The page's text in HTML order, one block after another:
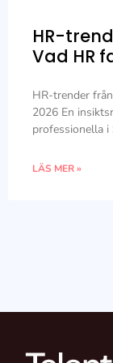
HR-
Vad HR
HR-trender
2026 En
professionella i
LÄS MER »